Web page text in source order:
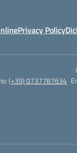
Privacy Policy
(+39) 0737787634